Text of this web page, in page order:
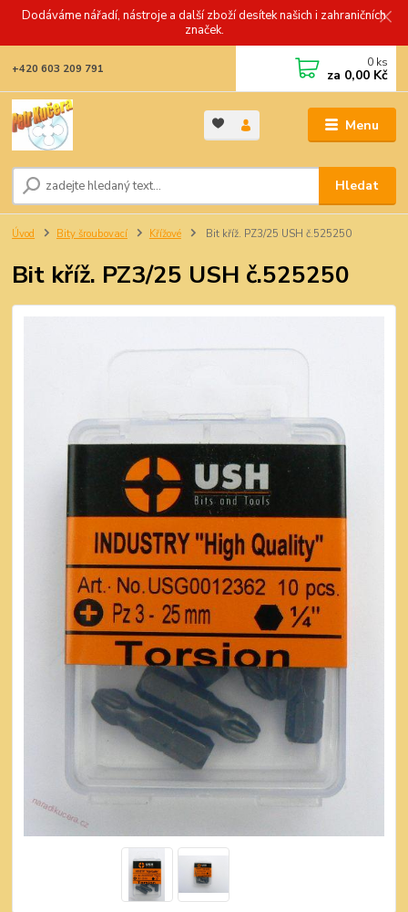
Dodáváme nářadí, nástroje a další zboží desítek našich i zahraničních
značek.
Menu
Hledat
+420 603 209 791 0 ks
za 0,00 Kč
Úvod Bity šroubovací Křížové Bit kříž. PZ3/25 USH č.525250
Bit kříž. PZ3/25 USH č.525250